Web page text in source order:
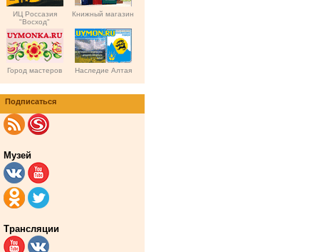
ИЦ Россазия
"Восход"
Книжный магазин
Город мастеров Наследие Алтая
Подписаться
Музей
Трансляции